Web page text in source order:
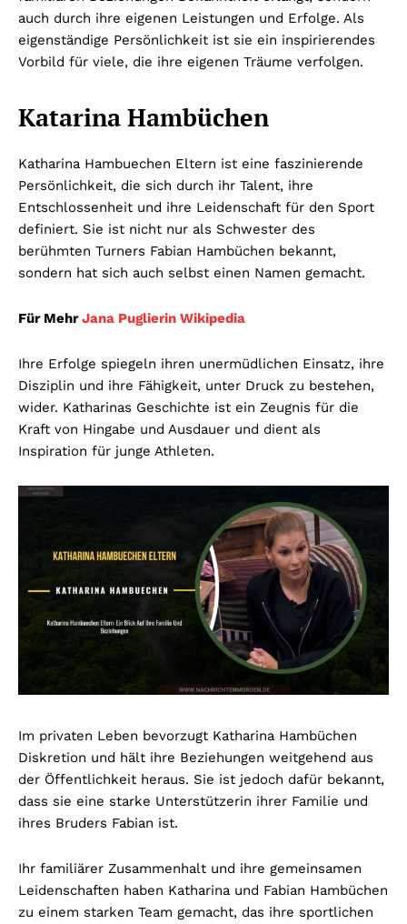
auch durch ihre eigenen Leistungen und Erfolge. Als
eigenständige Persönlichkeit ist sie ein inspirierendes
Vorbild für viele, die ihre eigenen Träume verfolgen.
Katarina Hambüchen
Katharina Hambuechen Eltern ist eine faszinierende
Persönlichkeit, die sich durch ihr Talent, ihre
Entschlossenheit und ihre Leidenschaft für den Sport
definiert. Sie ist nicht nur als Schwester des
berühmten Turners Fabian Hambüchen bekannt,
sondern hat sich auch selbst einen Namen gemacht.
Für MehrJana Puglierin Wikipedia
Ihre Erfolge spiegeln ihren unermüdlichen Einsatz, ihre
Disziplin und ihre Fähigkeit, unter Druck zu bestehen,
wider. Katharinas Geschichte ist ein Zeugnis für die
Kraft von Hingabe und Ausdauer und dient als
Inspiration für junge Athleten.
Im privaten Leben bevorzugt Katharina Hambüchen
Diskretion und hält ihre Beziehungen weitgehend aus
der Öffentlichkeit heraus. Sie ist jedoch dafür bekannt,
dass sie eine starke Unterstützerin ihrer Familie und
ihres Bruders Fabian ist.
Ihr familiärer Zusammenhalt und ihre gemeinsamen
Leidenschaften haben Katharina und Fabian Hambüchen
zu einem starken Team gemacht, das ihre sportlichen